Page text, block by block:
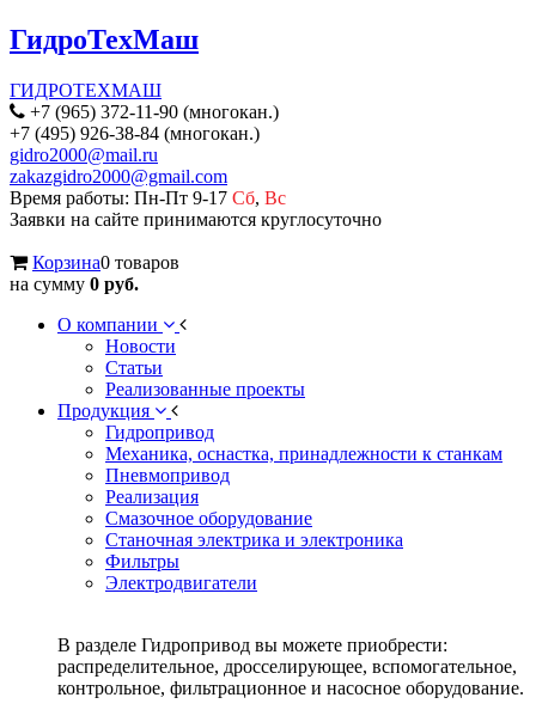
ГидроТехМаш
ГИДРОТЕХМАШ
+7 (965) 372-11-90 (многокан.)
+7 (495) 926-38-84 (многокан.)
gidro2000@mail.ru
zakazgidro2000@gmail.com
Время работы: Пн-Пт 9-17 Сб, Вс
Заявки на сайте принимаются круглосуточно
Корзина0 товаров
на сумму 0 руб.
О компании
Новости
Статьи
Реализованные проекты
Продукция
Гидропривод
Механика, оснастка, принадлежности к станкам
Пневмопривод
Реализация
Смазочное оборудование
Станочная электрика и электроника
Фильтры
Электродвигатели
В разделе Гидропривод вы можете приобрести:
распределительное, дросселирующее, вспомогательное,
контрольное, фильтрационное и насосное оборудование.